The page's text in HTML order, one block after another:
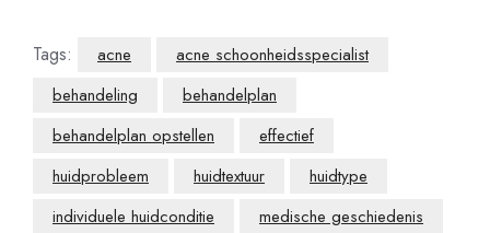
Tags: acne
acne schoonheidsspecialist
behandeling
behandelplan
behandelplan opstellen
effectief
huidprobleem
huidtextuur
huidtype
individuele huidconditie
medische geschiedenis